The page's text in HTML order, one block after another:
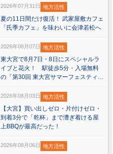
2026年07月31日 地方活性
夏の11日間だけ復活！ 武家屋敷カフェ
「氏季カフェ」を味わいに会津若松へ
2026年08月07日 地方活性
東大宮で8月7日・8日にスペシャルラ
イブと花火！ 駅徒歩5分・入場無料
の「第30回 東大宮サマーフェスティ…
2026年08月03日 地方活性
【大宮】買い出しゼロ・片付けゼロ・
到着3分で「乾杯」まで漕ぎ着ける屋
上BBQが最高だった！
2026年08月06日 地方活性